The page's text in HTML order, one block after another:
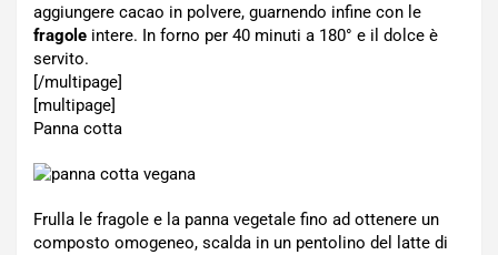
aggiungere cacao in polvere, guarnendo infine con le
fragole intere. In forno per 40 minuti a 180° e il dolce è
servito.
[/multipage]
[multipage]
Panna cotta
Frulla le fragole e la panna vegetale fino ad ottenere un
composto omogeneo, scalda in un pentolino del latte di